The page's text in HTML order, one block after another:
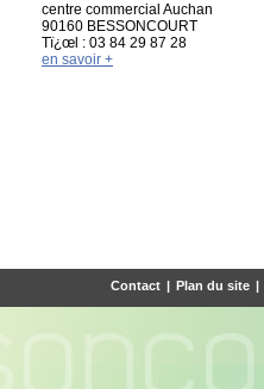
centre commercial Auchan
90160 BESSONCOURT
Tï¿œl : 03 84 29 87 28
en savoir +
Contact | Plan du site |